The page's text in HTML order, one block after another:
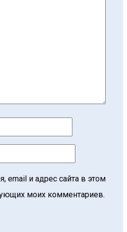
email и адрес сайта в этом
моих комментариев.